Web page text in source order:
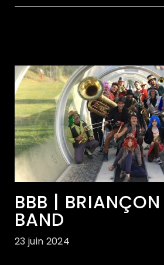
BBB |
BAND
23 juin 2024